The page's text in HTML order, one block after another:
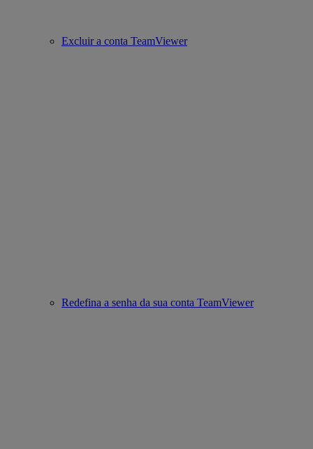
Excluir a conta TeamViewer
Redefina a senha da sua conta TeamViewer